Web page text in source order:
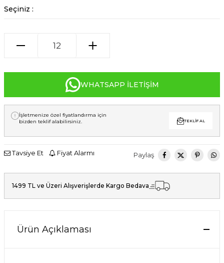
Seçiniz :
WHATSAPP İLETIŞIM
İşletmenize özel fiyatlandırma için
bizden teklif alabilirsiniz.
TEKLIF AL
Tavsiye Et Fiyat Alarmı Paylaş
1499 TL ve Üzeri Alışverişlerde Kargo Bedava
Ürün Açıklaması